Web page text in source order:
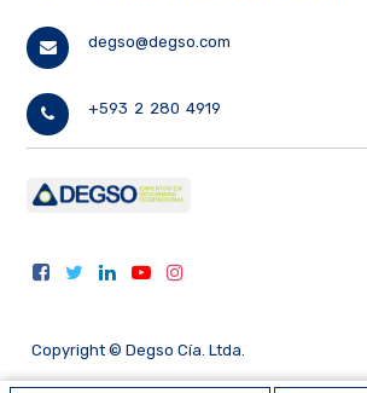
degso@degso.com
+593 2 280 4919
Copyright © Degso Cía. Ltda.